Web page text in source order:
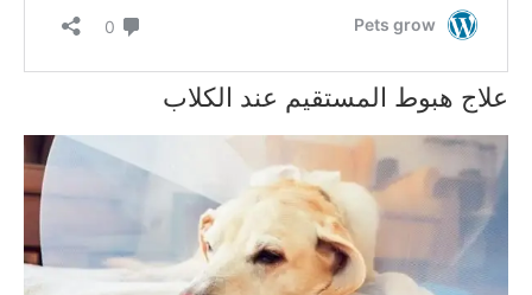
علاج هبوط المستقيم عند الكلاب